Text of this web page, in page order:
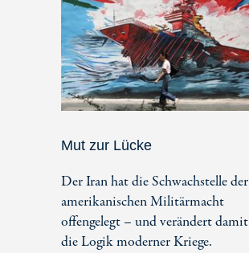
Mut zur Lücke
Der Iran hat die Schwachstelle der
amerikanischen Militärmacht
offengelegt – und verändert damit
die Logik moderner Kriege.